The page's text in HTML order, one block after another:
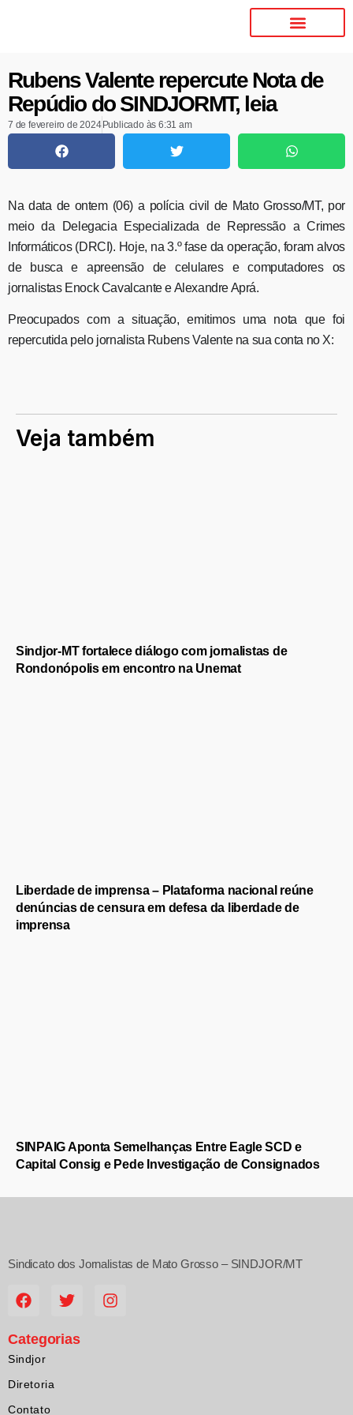
Rubens Valente repercute Nota de
Repúdio do SINDJORMT, leia
7 de fevereiro de 2024 Publicado às 6:31 am
Na data de ontem (06) a polícia civil de Mato Grosso/MT, por
meio da Delegacia Especializada de Repressão a Crimes
Informáticos (DRCI). Hoje, na 3.º fase da operação, foram alvos
de busca e apreensão de celulares e computadores os
jornalistas Enock Cavalcante e Alexandre Aprá.
Preocupados com a situação, emitimos uma nota que foi
repercutida pelo jornalista Rubens Valente na sua conta no X:
Veja também
Sindjor-MT fortalece diálogo com jornalistas de
Rondonópolis em encontro na Unemat
Liberdade de imprensa – Plataforma nacional reúne
denúncias de censura em defesa da liberdade de
imprensa
SINPAIG Aponta Semelhanças Entre Eagle SCD e
Capital Consig e Pede Investigação de Consignados
Sindicato dos Jornalistas de Mato Grosso – SINDJOR/MT
Categorias
Sindjor
Diretoria
Contato